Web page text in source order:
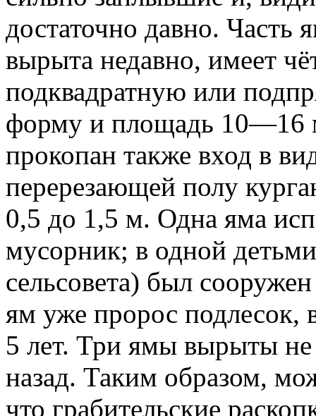
достаточно давно. Часть
вырыта недавно, имеет
подквадратную или
форму и площадь 10—16
прокопан также вход в
перерезающей полу
0,5 до 1,5 м. Одна яма
мусорник; в одной
сельсовета) был
ям уже пророс подлесок,
5 лет. Три ямы вырыты
назад. Таким образом,
что грабительские